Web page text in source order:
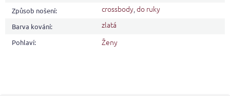
Způsob nošení: crossbody,do ruky
Barva kování: zlatá
Pohlaví: Ženy